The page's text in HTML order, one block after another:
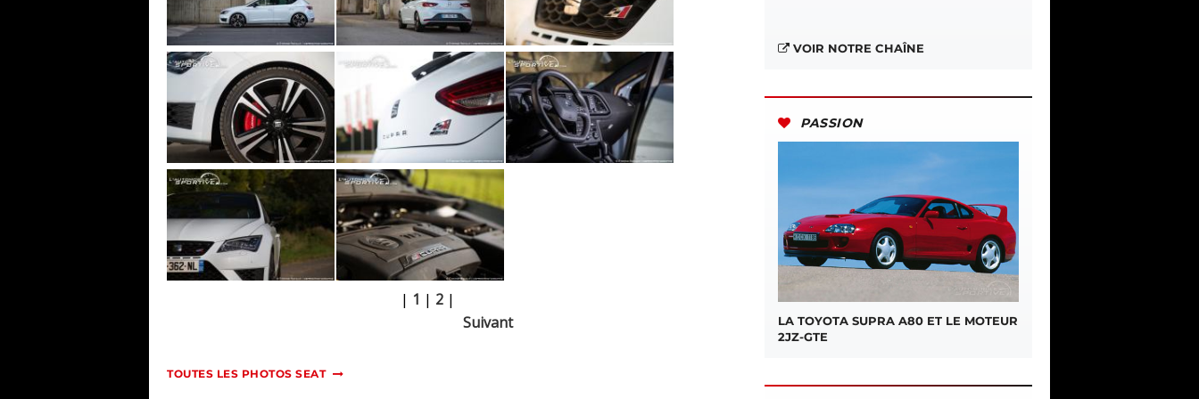
| 1 | 2 |
Suivant
TOUTES LES PHOTOS SEAT
VOIR NOTRE CHAÎNE
PASSION
LA TOYOTA SUPRA A80 ET LE MOTEUR
2JZ-GTE